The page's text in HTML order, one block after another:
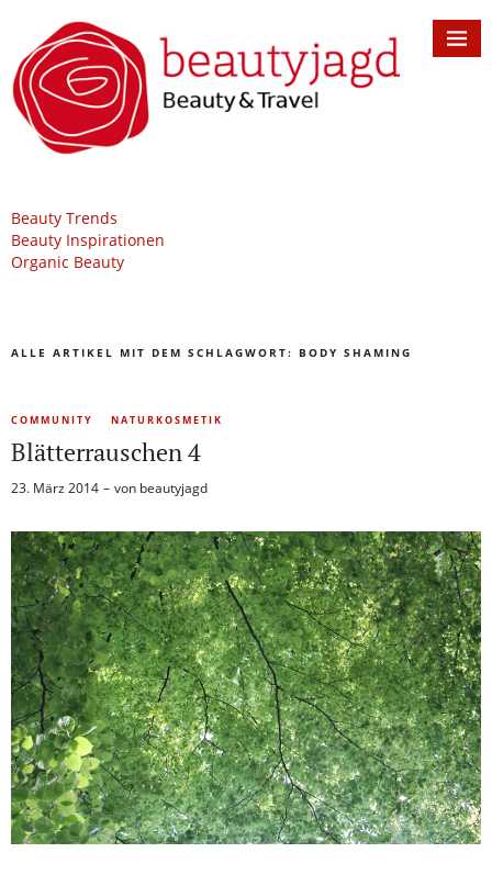
Beauty Trends
Beauty Inspirationen
Organic Beauty
ALLE ARTIKEL MIT DEM SCHLAGWORT: BODY SHAMING
COMMUNITY NATURKOSMETIK
Blätterrauschen 4
23. März 2014 von beautyjagd